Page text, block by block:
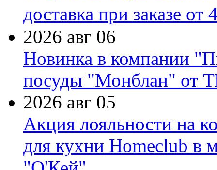
доставка при заказе от
2026 авг 06
Новинка в компании
посуды "Монблан" от
2026 авг 05
Акция лояльности на
для кухни Homeclub в